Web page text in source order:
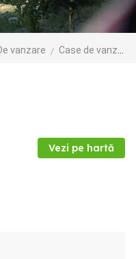
vanzare Case de vanzare
Vezi pe hartă